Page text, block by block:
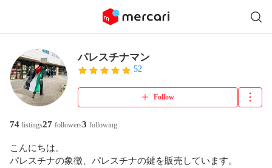
パレスチナマン
52
Follow
74 listings27 followers3 following
こんにちは。
パレスチナの象徴、パレスチナの鍵を販売しています。